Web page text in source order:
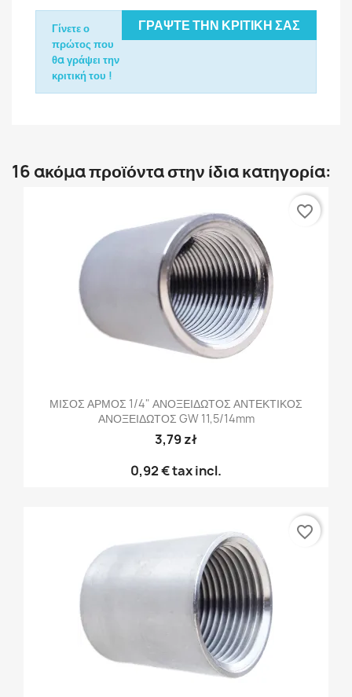
ΓΡΆΨΤΕ ΤΗΝ ΚΡΙΤΙΚΉ ΣΑΣ
Γίνετε ο
πρώτος που
θα γράψει την
κριτική του !
16 ακόμα προϊόντα στην ίδια κατηγορία:
ΜΙΣΟΣ ΑΡΜΟΣ 1/4" ΑΝΟΞΕΙΔΩΤΟΣ ΑΝΤΕΚΤΙΚΟΣ
ΑΝΟΞΕΙΔΩΤΟΣ GW 11,5/14mm
3,79 zł
0,92 €tax incl.
favorite_border
favorite_border